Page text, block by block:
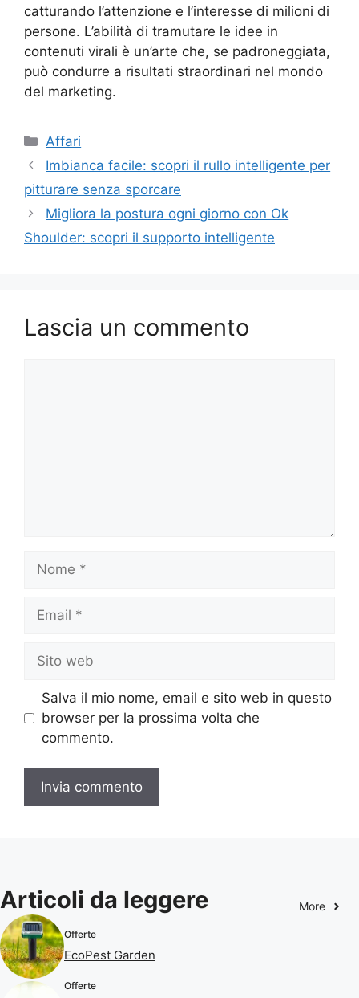
catturando l’attenzione e l’interesse di milioni di
persone. L’abilità di tramutare le idee in
contenuti virali è un’arte che, se padroneggiata,
può condurre a risultati straordinari nel mondo
del marketing.
Categorie
Affari
Imbianca facile: scopri il rullo intelligente per
pitturare senza sporcare
Migliora la postura ogni giorno con Ok
Shoulder: scopri il supporto intelligente
Lascia un commento
web
Salva il mio nome, email e sito web in questo
browser per la prossima volta che
commento.
Articoli da leggere More
Offerte
EcoPest Garden
Offerte